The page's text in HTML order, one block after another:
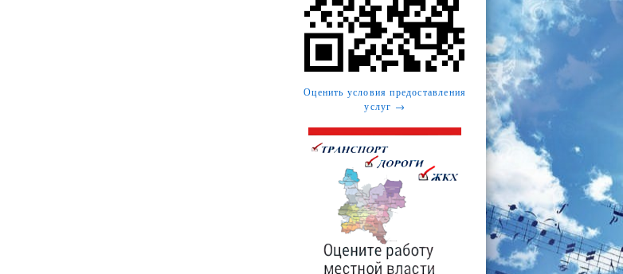
Оценить условия предоставления
услуг →